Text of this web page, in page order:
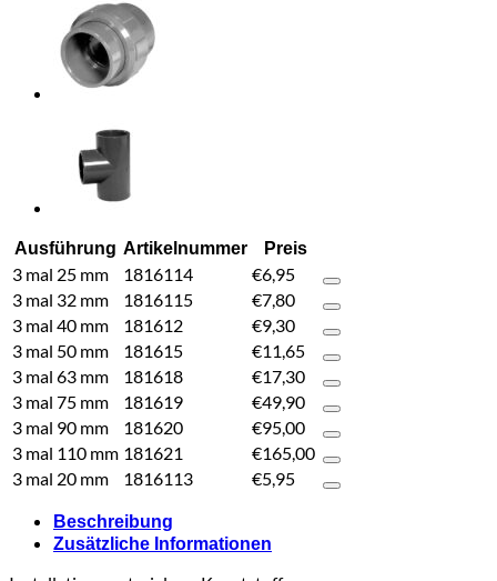
Menge
Ausführung Artikelnummer Preis
3 mal 25 mm 1816114 €6,95
3 mal 32 mm
1816115 €7,80
3 mal 40 mm
181612 €9,30
3 mal 50 mm
181615 €11,65
3 mal 63 mm
181618 €17,30
3 mal 75 mm
181619 €49,90
3 mal 90 mm
181620 €95,00
3 mal 110 mm 181621 €165,00
3 mal 20 mm
1816113 €5,95
Beschreibung
Zusätzliche Informationen